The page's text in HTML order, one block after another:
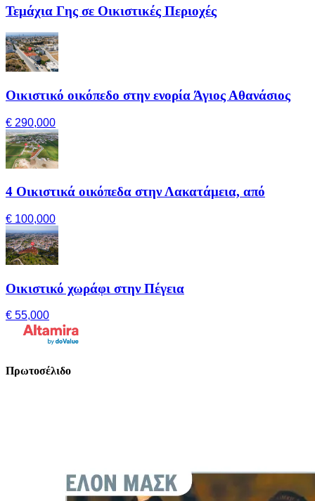
Τεμάχια Γης σε Οικιστικές Περιοχές
Οικιστικό οικόπεδο στην ενορία Άγιος Αθανάσιος
€ 290,000
4 Οικιστικά οικόπεδα στην Λακατάμεια, από
€ 100,000
Οικιστικό χωράφι στην Πέγεια
€ 55,000
Πρωτοσέλιδο